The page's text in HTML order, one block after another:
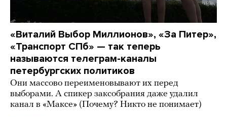
«Виталий Выбор Миллионов», «За Питер»,
«Транспорт СПб» — так теперь
называются телеграм-каналы
петербургских политиков
Они массово переименовывают их перед
выборами. А спикер заксобрания даже удалил
канал в «Максе» (Почему? Никто не понимает)